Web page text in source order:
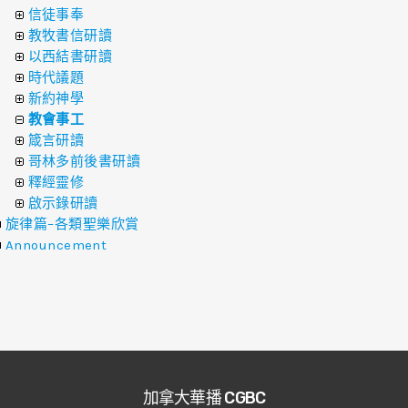
信徒事奉
教牧書信研讀
以西結書研讀
時代議題
新約神學
教會事工
箴言研讀
哥林多前後書研讀
釋經靈修
啟示錄研讀
旋律篇–各類聖樂欣賞
Announcement
加拿大華播 CGBC